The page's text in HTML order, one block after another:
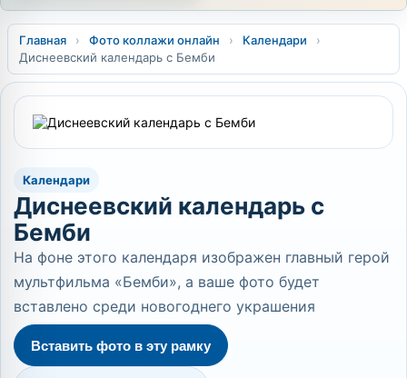
Главная › Фото коллажи онлайн › Календари
›
Диснеевский календарь с Бемби
Календари
Диснеевский календарь с
Бемби
На фоне этого календаря изображен главный герой
мультфильма «Бемби», а ваше фото будет
вставлено среди новогоднего украшения
Вставить фото в эту рамку